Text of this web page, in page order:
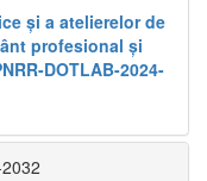
și a atelierelor de
profesional și
DOTLAB-2024-